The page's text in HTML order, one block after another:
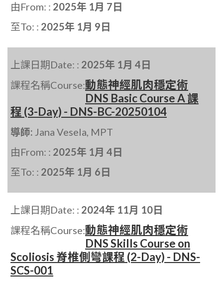
由From: : 2025年 1月 7日
至To: : 2025年 1月 9日
上課日期Date: : 2025年 1月 4日
課程名稱Course:動態神經肌肉穩定術
DNS Basic Course A 課
程 (3-Day) - DNS-BC-20250104
導師: Jana Vesela, MPT
由From: : 2025年 1月 4日
至To: : 2025年 1月 6日
上課日期Date: : 2024年 11月 10日
課程名稱Course:動態神經肌肉穩定術
DNS Skills Course on
Scoliosis 脊椎側彎課程 (2-Day) - DNS-
SCS-001